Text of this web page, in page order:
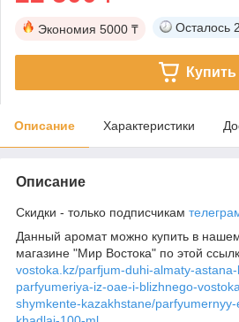
Экономия 5000 ₸ Осталось
Купить
Описание Характеристики
Описание
Скидки - только подписчикам
Данный аромат можно купить в
магазине "Мир Востока" по этой
vostoka.kz/parfjum-duhi-almaty-
parfyumeriya-iz-oae-i-blizhnego-
shymkente-kazakhstane/